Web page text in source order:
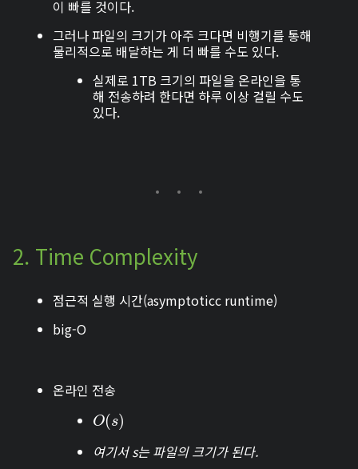
이 빠를 것이다.
그러나 파일의 크기가 아주 크다면 비행기를 통해
물리적으로 배달하는 게 더 빠를 수도 있다.
실제로 1TB 크기의 파일을 온라인을 통
해 전송하려 한다면 하루 이상 걸릴 수도
있다.
2. Time Complexity
점근적 실행 시간(asymptoticc runtime)
big-O
온라인 전송
O(s)
O(s)
여기서 s는 파일의 크기가 된다.